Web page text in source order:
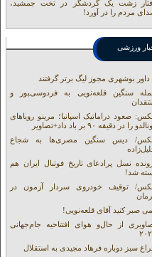
زشت یک گردشگر در تخت جمشید،
مردم را در آورد!
ورزشی
سنگین قلعه‌نویی به فردوسی‌پور و
صعود دراماتیک اسپانیا؛ مرینو رویاهای
را در دقیقه ۹۰ بر باد داد+تصاویر
دیس سنگین مصری‌ها به شجاع
نسل پرادعای تاریخ فوتبال ایران هم
شد!
توقیف خودروی سردار آزمون در
صبر کنید آقای قلعه‌نویی!
از حال‌و هوای افتتاحیه جام‌جهانی
سبز دوباره فرهاد مجیدی به استقلال